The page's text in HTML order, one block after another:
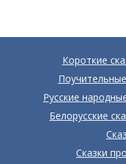
Короткие
Русские
Белорусские
Сказки